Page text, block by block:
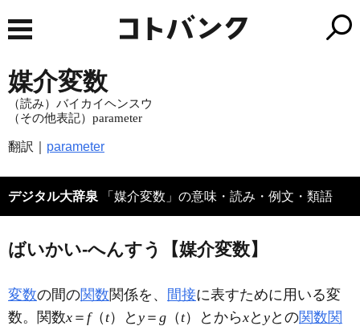
媒介変数
（読み）バイカイヘンスウ
（その他表記）parameter
翻訳｜ parameter
デジタル大辞泉 「媒介変数」の意味・読み・例文・類語
ばいかい‐へんすう【媒介変数】
変数の間の関数関係を、 間接に表すために用いる変
数。関数x ＝ f（t）と y ＝ g （t）とからxと yとの関数関